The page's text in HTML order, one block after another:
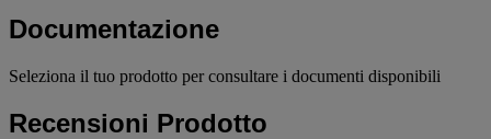
Documentazione
Seleziona il tuo prodotto per consultare i documenti disponibili
Recensioni Prodotto